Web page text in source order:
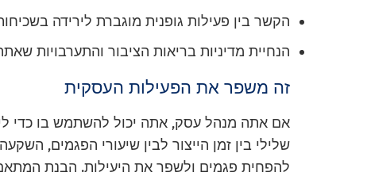
הקשר בין פעילות גופנית מוגברת לירידה
הנחיית מדיניות בריאות הציבור והתערבויות
זה משפר את הפעילות העסקית
אם אתה מנהל עסק, אתה יכול להשתמש בו כדי
שלילי בין זמן הייצור לבין שיעורי הפגמים,
להפחית פגמים ולשפר את היעילות. הבנת המתאם